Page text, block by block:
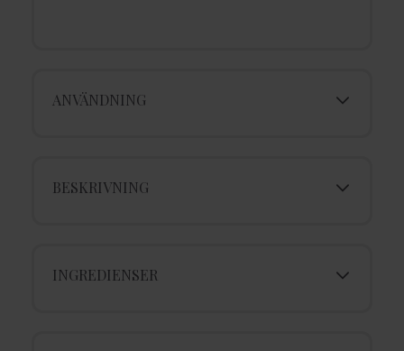
ANVÄNDNING
BESKRIVNING
INGREDIENSER